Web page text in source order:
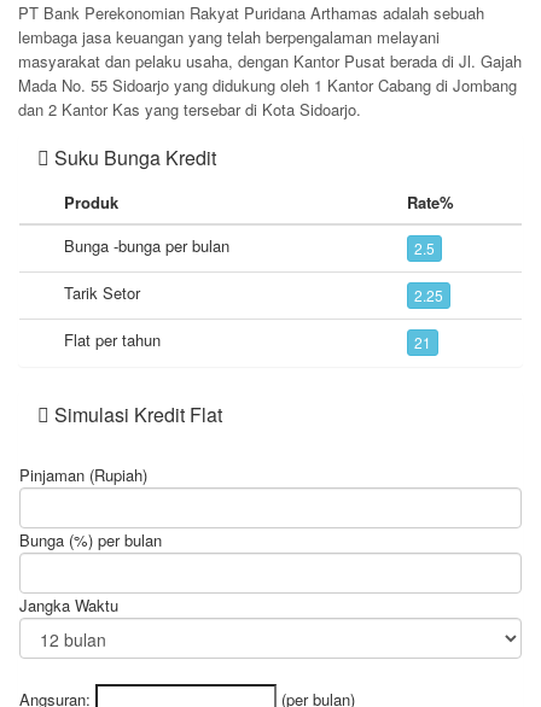
PT Bank Perekonomian Rakyat Puridana Arthamas adalah sebuah
lembaga jasa keuangan yang telah berpengalaman melayani
masyarakat dan pelaku usaha, dengan Kantor Pusat berada di Jl. Gajah
Mada No. 55 Sidoarjo yang didukung oleh 1 Kantor Cabang di Jombang
dan 2 Kantor Kas yang tersebar di Kota Sidoarjo.
Suku Bunga Kredit
Produk
Rate%
Bunga -bunga per bulan
2.5
Tarik Setor 2.25
Flat per tahun 21
Simulasi Kredit Flat
Pinjaman (Rupiah)
Bunga (%) per bulan
Jangka Waktu
Angsuran: (per bulan)